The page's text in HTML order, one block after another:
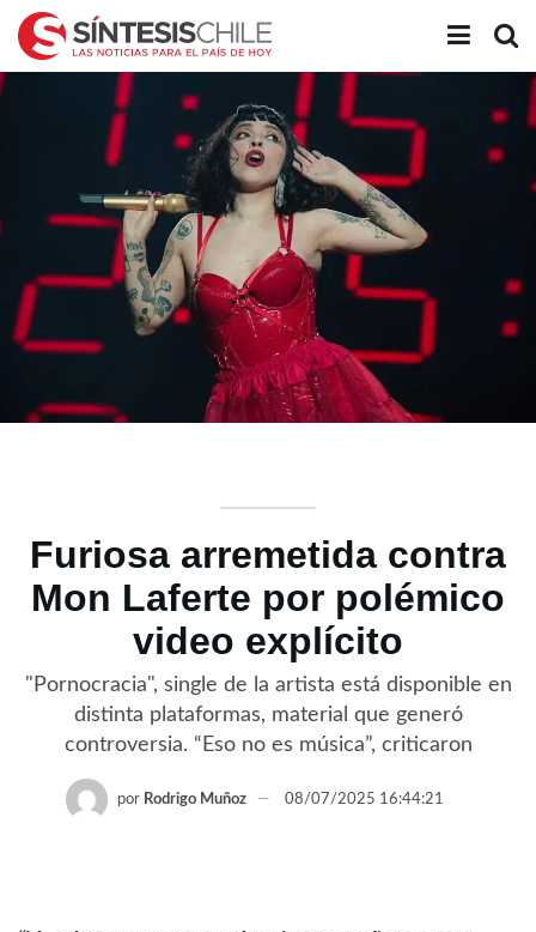
Furiosa arremetida contra
Mon Laferte por polémico
video explícito
"Pornocracia", single de la artista está disponible en
distinta plataformas, material que generó
controversia. “Eso no es música”, criticaron
por Rodrigo Muñoz 08/07/2025 16:44:21